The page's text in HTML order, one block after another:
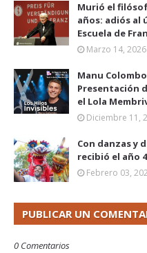
Murió el
años: adiós al
Escuela de
Marzo 14, 2026
Manu
Presentación
el Lola
Diciembre 11,
Con danzas y
recibió el año
Febrero 03,
PUBLICAR UN
0 Comentarios